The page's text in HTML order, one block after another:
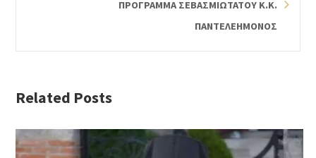
ΠΡΟΓΡΑΜΜΑ ΣΕΒΑΣΜΙΩΤΑΤΟΥ Κ.Κ.
ΠΑΝΤΕΛΕΗΜΟΝΟΣ
Related Posts